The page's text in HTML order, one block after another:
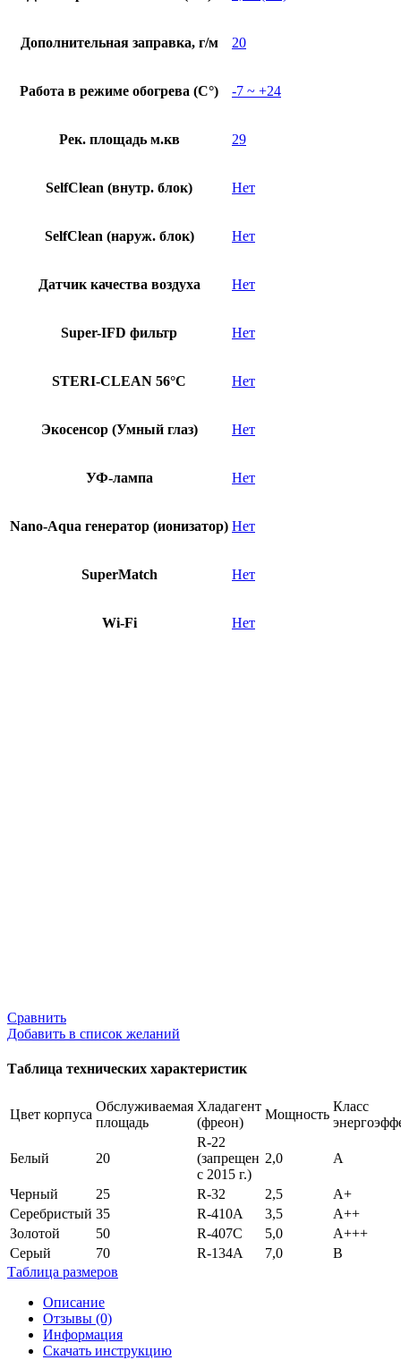
Дополнительная заправка, г/м 20
Работа в режиме обогрева (С°) -7 ~ +24
Рек. площадь м.кв 29
SelfClean (внутр. блок) Нет
SelfClean (наруж. блок) Нет
Датчик качества воздуха Нет
Super-IFD фильтр Нет
STERI-CLEAN 56°C Нет
Экосенсор (Умный глаз) Нет
УФ-лампа Нет
Nano-Aqua генератор (ионизатор) Нет
SuperMatch Нет
Wi-Fi Нет
Сравнить
Добавить в список желаний
Таблица технических характеристик
Цвет корпуса
Обслуживаемая
площадь
Хладагент
(фреон)
Мощность
Класс
Белый 20
R-22
(запрещен
с 2015 г.)
2,0 А
Черный 25 R-32 2,5
А+
Серебристый 35 R-410A 3,5
А++
Золотой
50 R-407С 5,0
А+++
Серый
70 R-134А 7,0
В
Таблица размеров
Описание
Отзывы (0)
Информация
Скачать инструкцию